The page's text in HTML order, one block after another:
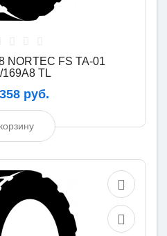
NORTEC FS TA-01
169A8 TL
руб.